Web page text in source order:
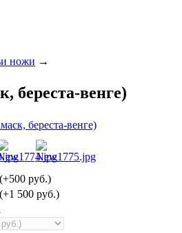
ножи →
береста-венге)
500 руб.)
1 500 руб.)